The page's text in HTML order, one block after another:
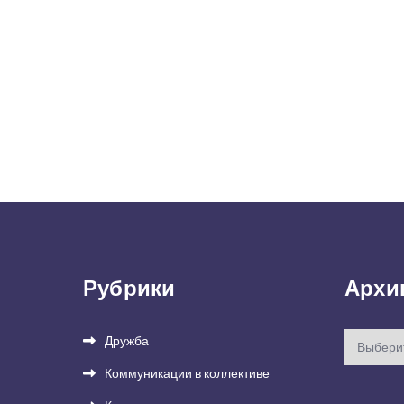
Рубрики
Дружба
Коммуникации в коллективе
Архивы